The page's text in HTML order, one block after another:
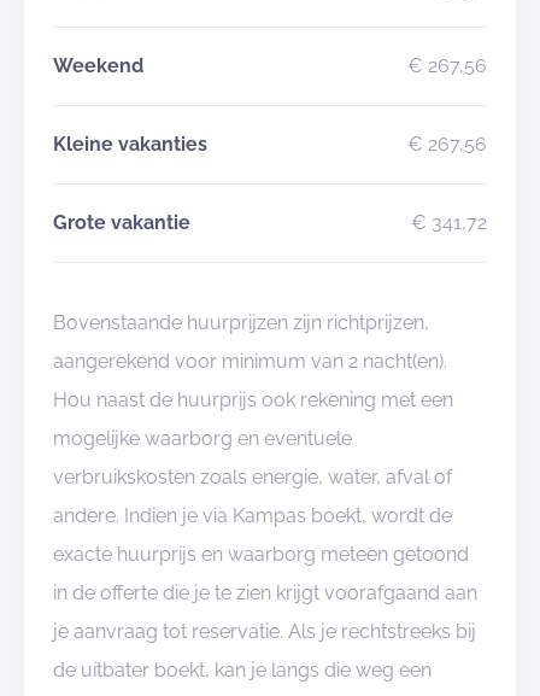
Weekend € 267,56
Kleine vakanties € 267,56
Grote vakantie € 341,72
Bovenstaande huurprijzen zijn richtprijzen,
aangerekend voor minimum van 2 nacht(en).
Hou naast de huurprijs ook rekening met een
mogelijke waarborg en eventuele
verbruikskosten zoals energie, water, afval of
andere. Indien je via Kampas boekt, wordt de
exacte huurprijs en waarborg meteen getoond
in de offerte die je te zien krijgt voorafgaand aan
je aanvraag tot reservatie. Als je rechtstreeks bij
de uitbater boekt, kan je langs die weg een